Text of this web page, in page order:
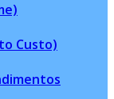
Custo)